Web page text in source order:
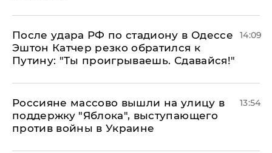
После удара РФ по стадиону в Одессе
Эштон Катчер резко обратился к
Путину: "Ты проигрываешь. Сдавайся!"
14:09
Россияне массово вышли на улицу в
поддержку "Яблока", выступающего
против войны в Украине
13:54